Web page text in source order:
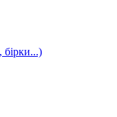
бірки...)